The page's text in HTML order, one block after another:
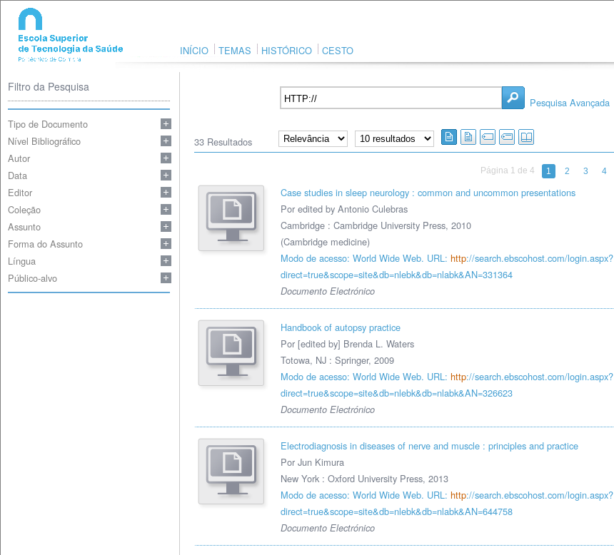
INÍCIO TEMAS HISTÓRICO CESTO
Filtro da Pesquisa
Tipo de Documento
Nível Bibliográfico
Autor
Data
Editor
Coleção
Assunto
Forma do Assunto
Língua
Público-alvo
Pesquisa Avançada
33 Resultados
Página 1 de 4 1 2 3 4
Case studies in sleep neurology : common and uncommon presentations
Por edited by Antonio Culebras
Cambridge : Cambridge University Press, 2010
(Cambridge medicine)
Modo de acesso: World Wide Web. URL: http://search.ebscohost.com/login.aspx?
direct=true&scope=site&db=nlebk&db=nlabk&AN=331364
Documento Electrónico
Handbook of autopsy practice
Por [edited by] Brenda L. Waters
Totowa, NJ : Springer, 2009
Modo de acesso: World Wide Web. URL: http://search.ebscohost.com/login.aspx?
direct=true&scope=site&db=nlebk&db=nlabk&AN=326623
Documento Electrónico
Electrodiagnosis in diseases of nerve and muscle : principles and practice
Por Jun Kimura
New York : Oxford University Press, 2013
Modo de acesso: World Wide Web. URL: http://search.ebscohost.com/login.aspx?
direct=true&scope=site&db=nlebk&db=nlabk&AN=644758
Documento Electrónico